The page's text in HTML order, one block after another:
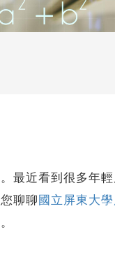
近看到很多年輕
聊聊 國立屏東大